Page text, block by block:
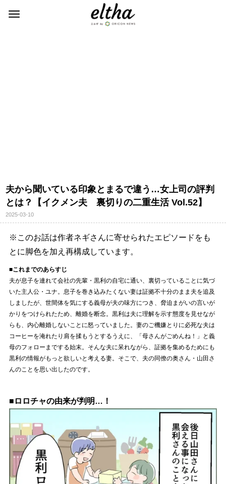
夫から聞いている印象とまるで違う…女上司の評判
とは？【イクメン夫 裏切りの二重生活 Vol.52】
2025-03-10
※このお話は作者ネギさんに寄せられたエピソードをも
とに脚色を加え再構成しています。
■これまでのあらすじ
夫が息子を連れて会社の先輩・黒利の自宅に通い、裏切っていることに気づ
いた主人公・ユナ。息子を巻き込みたくない妻は証拠不十分のまま夫を追及
しましたが、世間体を気にする義母が夫の味方につき、脅迫まがいの言いが
かりをつけられたため、離婚を断念。黒利は夫に理解を示す態度を見せなが
らも、内心離婚しないことに怒っていました。妻のご機嫌とりに必死な夫は
コーヒーを淹れたり肩を揉もうとするうえに、「母さんがごめんね！」と義
母のフォローまでする始末。そんな夫に呆れながら、証拠を集めるためにも
黒利の情報がもっと欲しいと考える妻。そこで、夫の同僚の奥さん・山田さ
んのことを思い出したのです。
■ロロチャの由来が判明…！